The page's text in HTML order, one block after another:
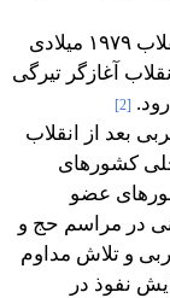
آخرین طرح ایران در منطقه عربی بعد از انقلاب ۱۹۷۹ میلادی
آغازگر تیرگی
[2]
بعد از انقلاب
کشورهای
عضو
در مراسم حج و
و تلاش مداوم
نفوذ در